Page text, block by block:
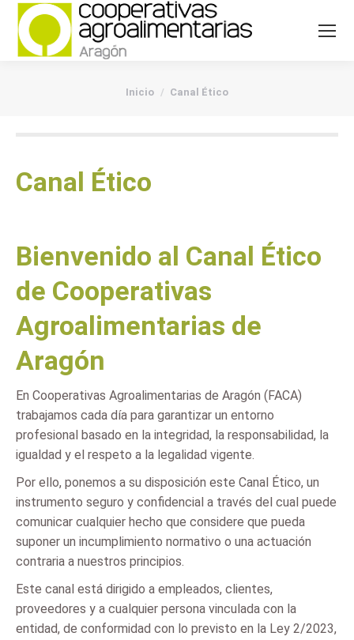
You are here:
Inicio Canal Ético
Canal Ético
Bienvenido al Canal Ético
de Cooperativas
Agroalimentarias de
Aragón
En Cooperativas Agroalimentarias de Aragón (FACA)
trabajamos cada día para garantizar un entorno
profesional basado en la integridad, la responsabilidad, la
igualdad y el respeto a la legalidad vigente.
Por ello, ponemos a su disposición este Canal Ético, un
instrumento seguro y confidencial a través del cual puede
comunicar cualquier hecho que considere que pueda
suponer un incumplimiento normativo o una actuación
contraria a nuestros principios.
Este canal está dirigido a empleados, clientes,
proveedores y a cualquier persona vinculada con la
entidad, de conformidad con lo previsto en la Ley 2/2023,